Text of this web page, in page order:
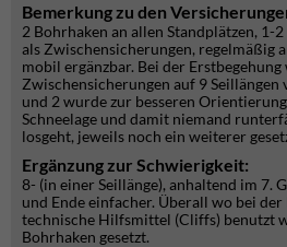
Bemerkung zu den
2 Bohrhaken an allen Standplätzen, 1-
als Zwischensicherungen, regelmäßig
mobil ergänzbar. Bei der
Zwischensicherungen auf 9 Seillängen
und 2 wurde zur besseren
Schneelage und damit niemand
losgeht, jeweils noch ein weiterer
Ergänzung zur Schwierigkeit:
8- (in einer Seillänge), anhaltend im 7.
und Ende einfacher. Überall wo bei der
technische Hilfsmittel (Cliffs) benutzt
Bohrhaken gesetzt.